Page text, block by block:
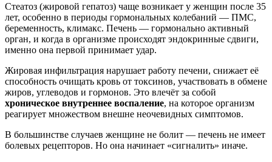
Стеатоз (жировой гепатоз) чаще возникает у женщин после 35
лет, особенно в периоды гормональных колебаний — ПМС,
беременность, климакс. Печень — гормонально активный
орган, и когда в организме происходят эндокринные сдвиги,
именно она первой принимает удар.
Жировая инфильтрация нарушает работу печени, снижает её
способность очищать кровь от токсинов, участвовать в обмене
жиров, углеводов и гормонов. Это влечёт за собой
хроническое внутреннее воспаление, на которое организм
реагирует множеством внешне неочевидных симптомов.
В большинстве случаев женщине не болит — печень не имеет
болевых рецепторов. Но она начинает «сигналить» иначе.